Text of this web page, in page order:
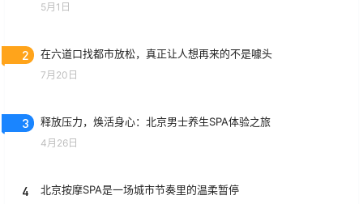
5月1日
2 在六道口找都市放松，真正让人想再来的不是噱头
7月20日
3 释放压力，焕活身心：北京男士养生SPA体验之旅
4月26日
4 北京按摩SPA是一场城市节奏里的温柔暂停